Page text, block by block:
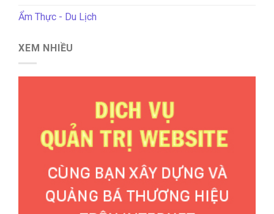
Ẩm Thực - Du Lịch
XEM NHIỀU